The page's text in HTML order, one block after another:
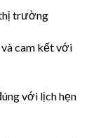
trường
cam kết với
với lịch hẹn